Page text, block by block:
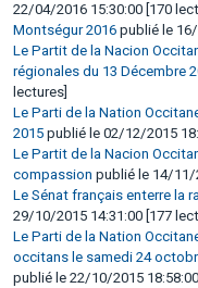
22/04/2016 15:30:00 [170
Montségur 2016 publié le
Le Partit de la Nacion
régionales du 13 Décembre
lectures]
Le Parti de la Nation
2015 publié le 02/12/2015
Le Partit de la Nacion
compassion publié le 14/11/
Le Sénat français enterre la
29/10/2015 14:31:00 [177
Le Parti de la Nation
occitans le samedi 24
publié le 22/10/2015